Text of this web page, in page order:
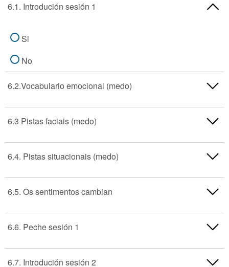
6.1. Introdución sesión 1
Si
No
6.2.Vocabulario emocional (medo)
Si
No
6.3 Pistas faciais (medo)
Si
No
6.4. Pistas situacionais (medo)
Si
No
6.5. Os sentimentos cambian
Si
No
6.6. Peche sesión 1
Si
6.7. Introdución sesión 2